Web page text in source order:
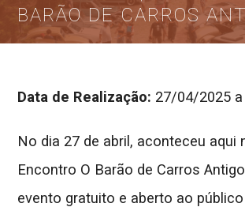
BARÃO DE CARROS
Data de Realização: 27/04/2025
No dia 27 de abril, aconteceu aqui
Encontro O Barão de Carros
evento gratuito e aberto ao